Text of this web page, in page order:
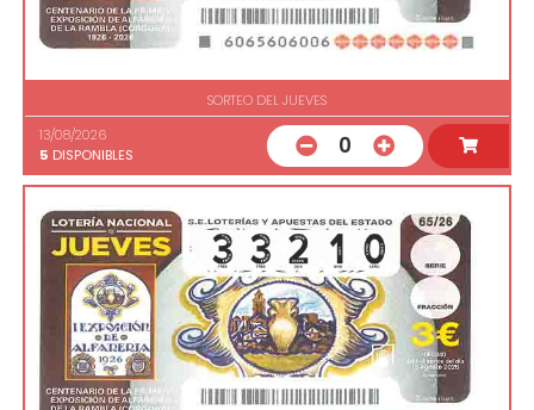
SORTEO DEL JUEVES
13/08/2026
5 DISPONIBLES 0